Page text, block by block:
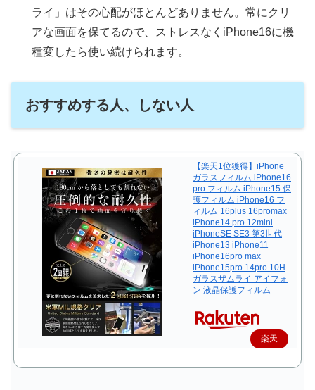
ライ」はその心配がほとんどありません。常にクリ
アな画面を保てるので、ストレスなくiPhone16に機
種変したら使い続けられます。
おすすめする人、しない人
【楽天1位獲得】iPhone
ガラスフィルム iPhone16
pro フィルム iPhone15 保
護フィルム iPhone16 フ
ィルム 16plus 16promax
iPhone14 pro 12mini
iPhoneSE SE3 第3世代
iPhone13 iPhone11
iPhone16pro max
iPhone15pro 14pro 10H
ガラスザムライ アイフォ
ン 液晶保護フィルム
楽天